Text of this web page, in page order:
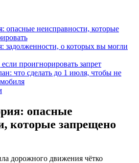
опасные неисправности, которые
задолженности, о которых вы могли
проигнорировать запрет
что сделать до 1 июля, чтобы не
опасные
которые запрещено
дорожного движения чётко